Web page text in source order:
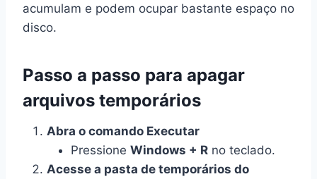
acumulam e podem ocupar bastante espaço no
disco.
Passo a passo para apagar
arquivos temporários
Abra o comando Executar
Pressione Windows + R no teclado.
Acesse a pasta de temporários do